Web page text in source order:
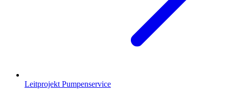
Leitprojekt Pumpenservice